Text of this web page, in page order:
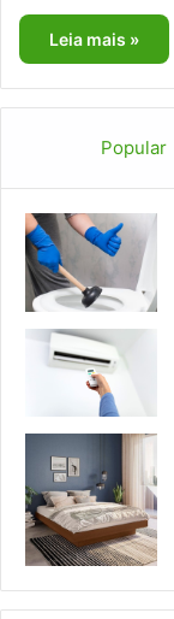
Leia mais »
Popular